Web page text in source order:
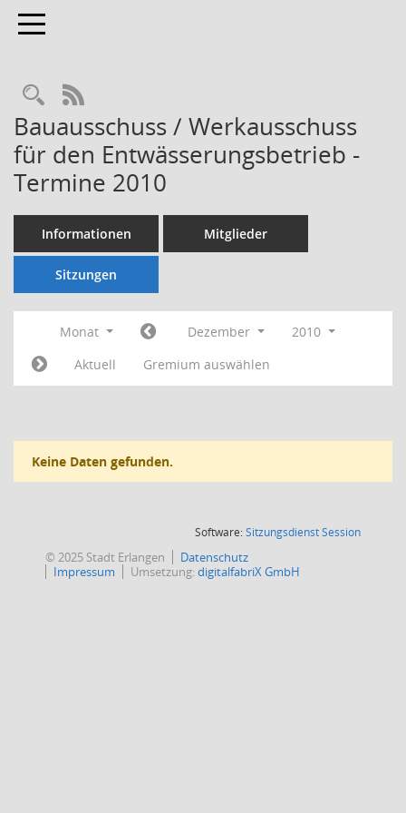
Toggle navigation
Rechercheauswahl
RSS-Feed
Bauausschuss / Werkausschuss
für den Entwässerungsbetrieb -
Termine 2010
Informationen Mitglieder
Sitzungen
Monat Dezember
2010
Aktuell
Gremium auswählen
Keine Daten gefunden.
Software:SitzungsdienstSession(Wird in
© 2025 Stadt Erlangen
Datenschutz
Impressum
Umsetzung:digitalfabriX GmbH